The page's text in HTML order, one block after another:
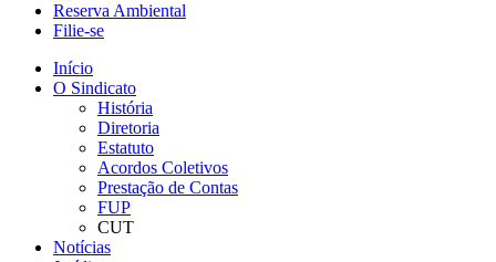
Reserva Ambiental
Filie-se
Início
O Sindicato
História
Diretoria
Estatuto
Acordos Coletivos
Prestação de Contas
FUP
CUT
Notícias